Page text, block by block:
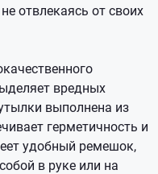
отвлекаясь от своих
вредных
выполнена из
герметичность и
удобный ремешок,
в руке или на